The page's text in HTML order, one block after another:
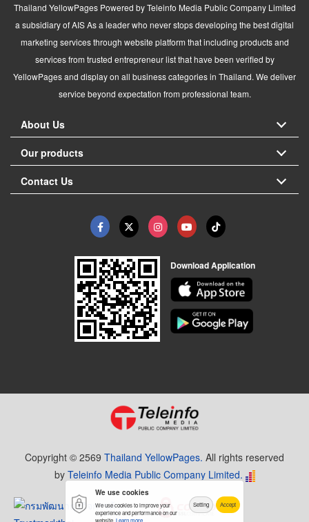
Thailand YellowPages Powered by Teleinfo Media Public Company Limited
a subsidiary of AIS As a leader who never stops developing the best digital
marketing services through website platform that including products and
services from trusted entrepreneur list that have been verified by
YellowPages and display on all business categories in Thailand. We deliver
service beyond expectation from professional team.
About Us
Our products
Contact Us
Download Application
Copyright © 2569 Thailand YellowPages. All rights reserved
by Teleinfo Media Public Company Limited.
We use cookies
We use cookies to improve your
experience and performance on our
website. Learn more
Setting Accept